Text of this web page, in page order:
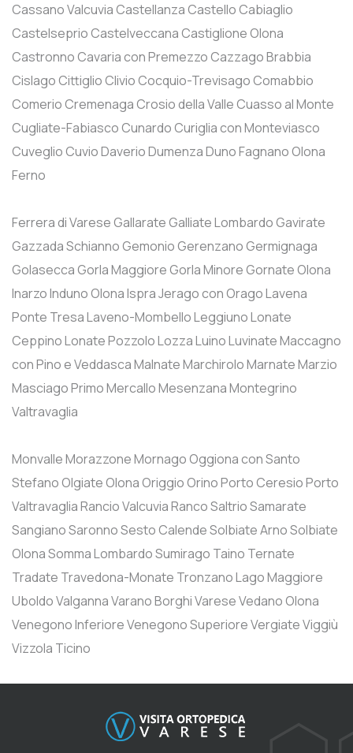
Cassano Valcuvia Castellanza Castello Cabiaglio
Castelseprio Castelveccana Castiglione Olona
Castronno Cavaria con Premezzo Cazzago Brabbia
Cislago Cittiglio Clivio Cocquio-Trevisago Comabbio
Comerio Cremenaga Crosio della Valle Cuasso al Monte
Cugliate-Fabiasco Cunardo Curiglia con Monteviasco
Cuveglio CuvioDaverioDumenzaDunoFagnano Olona
Ferno
Ferrera di Varese Gallarate Galliate Lombardo Gavirate
Gazzada Schianno Gemonio Gerenzano Germignaga
Golasecca Gorla Maggiore Gorla Minore Gornate Olona
InarzoInduno OlonaIspraJerago con OragoLavena
Ponte TresaLaveno-MombelloLeggiunoLonate
CeppinoLonate PozzoloLozzaLuinoLuvinateMaccagno
con Pino e VeddascaMalnateMarchiroloMarnateMarzio
Masciago PrimoMercalloMesenzanaMontegrino
Valtravaglia
MonvalleMorazzoneMornago Oggiona con Santo
Stefano Olgiate Olona Origgio OrinoPorto CeresioPorto
ValtravagliaRancio ValcuviaRancoSaltrioSamarate
SangianoSaronnoSesto CalendeSolbiate ArnoSolbiate
OlonaSomma LombardoSumirago Taino Ternate
Tradate Travedona-Monate Tronzano Lago Maggiore
UboldoValgannaVarano BorghiVareseVedano Olona
Venegono InferioreVenegono SuperioreVergiateViggiù
Vizzola Ticino